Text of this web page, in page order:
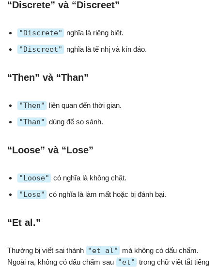
“Discrete” và “Discreet”
"Discrete" nghĩa là riêng biệt.
"Discreet" nghĩa là tế nhị và kín đáo.
“Then” và “Than”
"Then" liên quan đến thời gian.
"Than" dùng để so sánh.
“Loose” và “Lose”
"Loose" có nghĩa là không chặt.
"Lose" có nghĩa là làm mất hoặc bị đánh bại.
“Et al.”
Thường bị viết sai thành "et al"
mà không có dấu chấm.
Ngoài ra, không có dấu chấm sau "et" trong chữ viết tắt tiếng